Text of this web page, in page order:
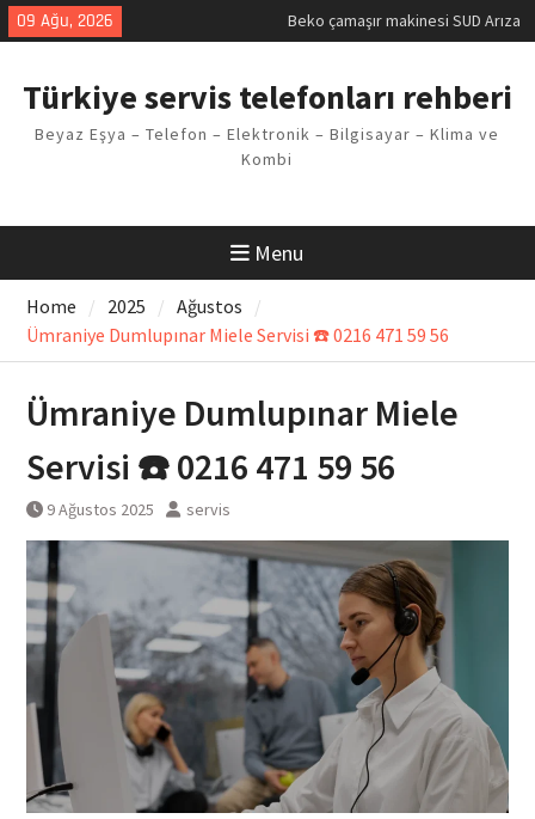
Skip
to
09 Ağu, 2026
Demirdöküm buzdolabı E1 Arıza
Arızası Çözümü
E02 Arıza Kodu Regal kombi
Sorunu
Türkiye servis telefonları rehberi
Beyaz Eşya – Telefon – Elektronik – Bilgisayar – Klima ve
Kombi
Menu
Home 2025
Ağustos
Ümraniye Dumlupınar Miele Servisi ☎️ 0216 471 59 56
Ümraniye Dumlupınar Miele
Servisi ☎️ 0216 471 59 56
9 Ağustos 2025 servis